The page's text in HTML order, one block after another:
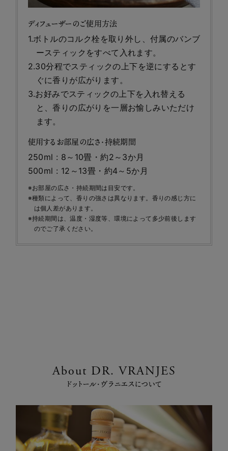
ディフューザーのご使用方法
1.ボトルのコルク栓を取り外し、付属のバンブ
ースティックをすべて入れます。
2.30分程でスティックの上下を逆にするとす
ぐに香りが広がります。
3.お好みでスティックの上下を入れ替える
と、香りの広がりを一層お愉しみいただけ
ます。
使用するお部屋の広さ・持続期間
250ml : 8～10畳・約2～3か月
500ml : 12～13畳・約4～5か月
※お部屋の広さ・持続期間は目安です。
※種類によって、香りの強さは異なります。香りの感じ方に
は個人差があります。
※持続期間は、温度・湿度等、環境によって多少前後します
のでご了承ください。
About DR. VRANJES
ドットール・ヴラニエスについて